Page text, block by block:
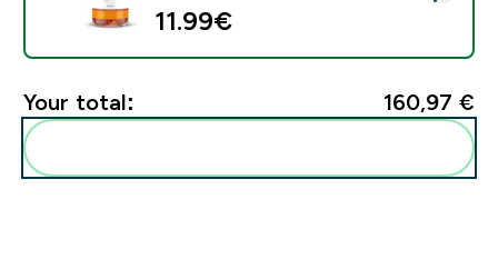
11.99€‎
Your total: 160,97 €‎